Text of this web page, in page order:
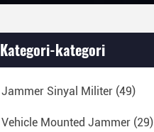
Kategori-kategori
Jammer Sinyal Militer (49)
Vehicle Mounted Jammer (29)